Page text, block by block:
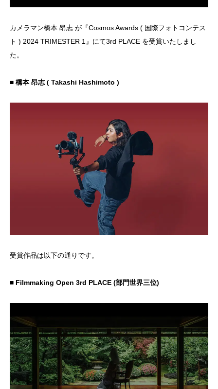
カメラマン橋本 昂志 が『Cosmos Awards ( 国際フォトコンテス
ト ) 2024 TRIMESTER 1』にて3rd PLACE を受賞いたしまし
た。
■ 橋本 昂志 ( Takashi Hashimoto )
受賞作品は以下の通りです。
■ Filmmaking Open 3rd PLACE (部門世界三位)